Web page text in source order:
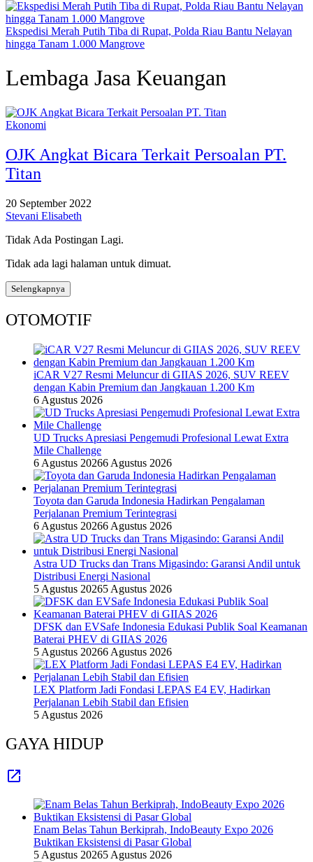
Ekspedisi Merah Putih Tiba di Rupat, Polda Riau Bantu Nelayan
hingga Tanam 1.000 Mangrove
Lembaga Jasa Keuangan
Ekonomi
OJK Angkat Bicara Terkait Persoalan PT.
Titan
20 September 2022
Stevani Elisabeth
Tidak Ada Postingan Lagi.
Tidak ada lagi halaman untuk dimuat.
Selengkapnya
OTOMOTIF
iCAR V27 Resmi Meluncur di GIIAS 2026, SUV REEV
dengan Kabin Premium dan Jangkauan 1.200 Km
6 Agustus 2026
UD Trucks Apresiasi Pengemudi Profesional Lewat Extra
Mile Challenge
6 Agustus 20266 Agustus 2026
Toyota dan Garuda Indonesia Hadirkan Pengalaman
Perjalanan Premium Terintegrasi
6 Agustus 20266 Agustus 2026
Astra UD Trucks dan Trans Migasindo: Garansi Andil untuk
Distribusi Energi Nasional
5 Agustus 20265 Agustus 2026
DFSK dan EVSafe Indonesia Edukasi Publik Soal Keamanan
Baterai PHEV di GIIAS 2026
5 Agustus 20266 Agustus 2026
LEX Platform Jadi Fondasi LEPAS E4 EV, Hadirkan
Perjalanan Lebih Stabil dan Efisien
5 Agustus 2026
GAYA HIDUP
Enam Belas Tahun Berkiprah, IndoBeauty Expo 2026
Buktikan Eksistensi di Pasar Global
5 Agustus 20265 Agustus 2026